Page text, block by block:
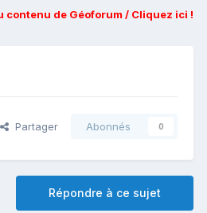
contenu de Géoforum / Cliquez ici !
Partager Abonnés 0
Répondre à ce sujet